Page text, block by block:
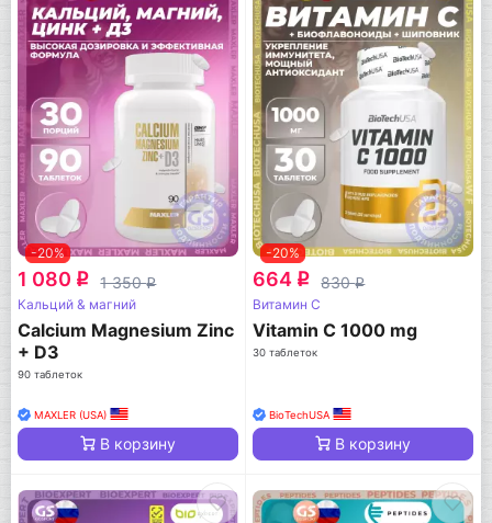
-20%
1 080 q 1 350q
Кальций & магний
Calcium Magnesium Zinc
+ D3
90 таблеток
MAXLER (USA)
В корзину
-20%
664 q 830q
Витамин C
Vitamin C 1000 mg
30 таблеток
BioTechUSA
В корзину